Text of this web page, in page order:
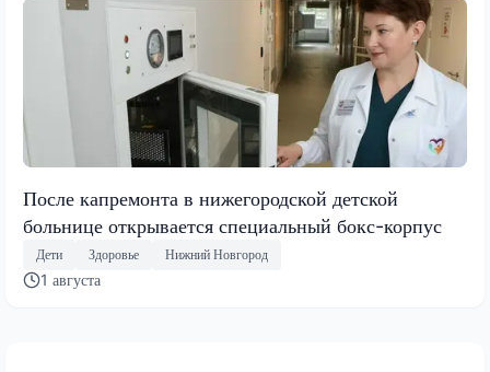
После капремонта в нижегородской детской
больнице открывается специальный бокс-корпус
Дети Здоровье Нижний Новгород
1 августа